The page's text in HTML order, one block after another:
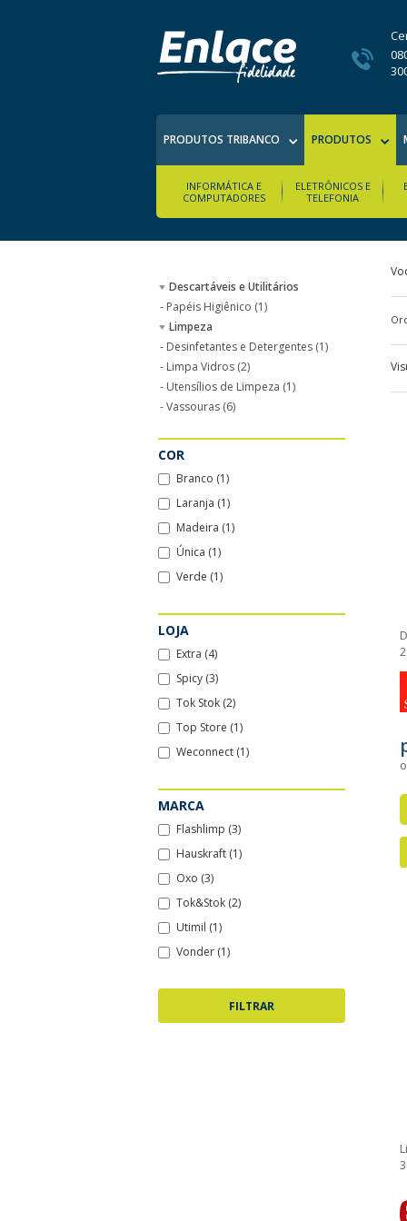
PRODUTOS TRIBANCO PRODUTOS
INFORMÁTICA E
COMPUTADORES
ELETRÔNICOS E
TELEFONIA
Descartáveis e Utilitários
-Papéis Higiênico (1)
Limpeza
-Desinfetantes e Detergentes (1)
-Limpa Vidros (2)
-Utensílios de Limpeza (1)
-Vassouras (6)
COR
Branco (1)
Laranja (1)
Madeira (1)
Única (1)
Verde (1)
LOJA
Extra (4)
Spicy (3)
Tok Stok (2)
Top Store (1)
Weconnect (1)
MARCA
Flashlimp (3)
Hauskraft (1)
Oxo (3)
Tok&Stok (2)
Utimil (1)
Vonder (1)